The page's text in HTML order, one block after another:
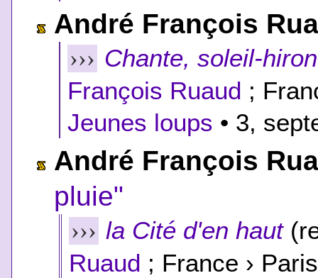
André François
››› Chante, soleil-
François Ruaud ;
Jeunes loups • 3,
André François
pluie"
››› la Cité d'en haut
Ruaud ; France ›